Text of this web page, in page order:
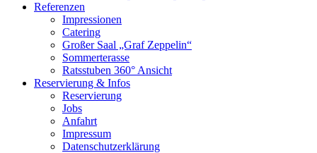
Referenzen
Impressionen
Catering
Großer Saal „Graf Zeppelin“
Sommerterasse
Ratsstuben 360° Ansicht
Reservierung & Infos
Reservierung
Jobs
Anfahrt
Impressum
Datenschutzerklärung